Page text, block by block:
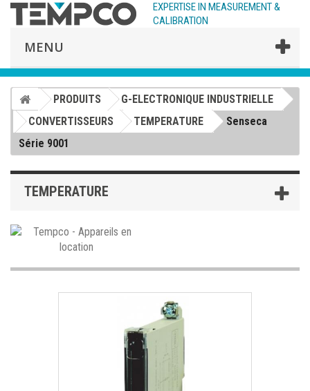
EXPERTISE IN MEASUREMENT &
CALIBRATION
MENU
PRODUITS
G-ELECTRONIQUE INDUSTRIELLE
CONVERTISSEURS
TEMPERATURE
Senseca
Série 9001
TEMPERATURE